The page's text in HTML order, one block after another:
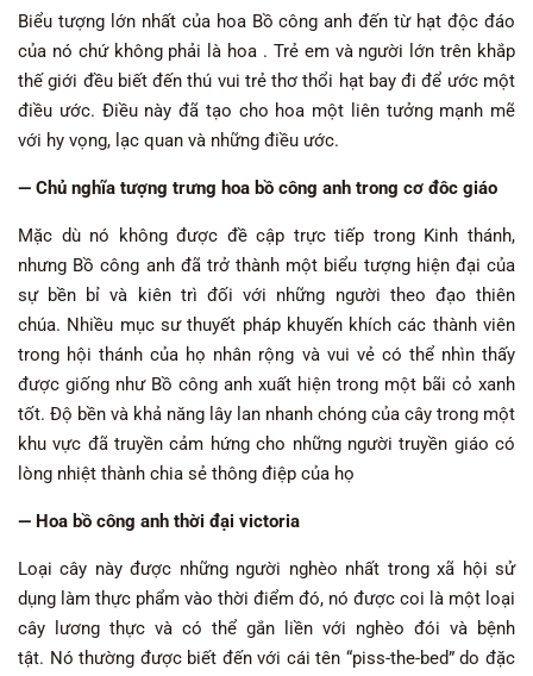
Biểu tượng lớn nhất của hoa Bồ công anh đến từ hạt độc đáo
của nó chứ không phải là hoa . Trẻ em và người lớn trên khắp
thế giới đều biết đến thú vui trẻ thơ thổi hạt bay đi để ước một
điều ước. Điều này đã tạo cho hoa một liên tưởng mạnh mẽ
với hy vọng, lạc quan và những điều ước.
— Chủ nghĩa tượng trưng hoa bồ công anh trong cơ đôc giáo
Mặc dù nó không được đề cập trực tiếp trong Kinh thánh,
nhưng Bồ công anh đã trở thành một biểu tượng hiện đại của
sự bền bỉ và kiên trì đối với những người theo đạo thiên
chúa. Nhiều mục sư thuyết pháp khuyến khích các thành viên
trong hội thánh của họ nhân rộng và vui vẻ có thể nhìn thấy
được giống như Bồ công anh xuất hiện trong một bãi cỏ xanh
tốt. Độ bền và khả năng lây lan nhanh chóng của cây trong một
khu vực đã truyền cảm hứng cho những người truyền giáo có
lòng nhiệt thành chia sẻ thông điệp của họ
— Hoa bồ công anh thời đại victoria
Loại cây này được những người nghèo nhất trong xã hội sử
dụng làm thực phẩm vào thời điểm đó, nó được coi là một loại
cây lương thực và có thể gắn liền với nghèo đói và bệnh
tật. Nó thường được biết đến với cái tên “piss-the-bed” do đặc